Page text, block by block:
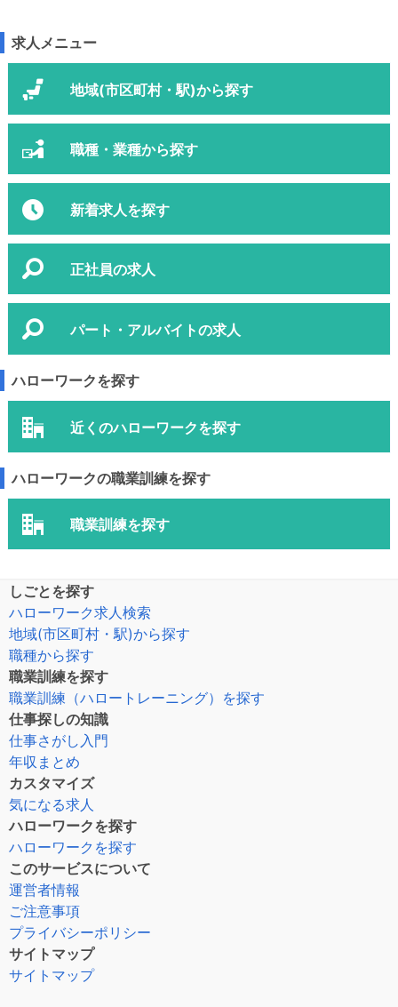
求人メニュー
地域(市区町村・駅)から探す
職種・業種から探す
新着求人を探す
正社員の求人
パート・アルバイトの求人
ハローワークを探す
近くのハローワークを探す
ハローワークの職業訓練を探す
職業訓練を探す
しごとを探す
ハローワーク求人検索
地域(市区町村・駅)から探す
職種から探す
職業訓練を探す
職業訓練（ハロートレーニング）を探す
仕事探しの知識
仕事さがし入門
年収まとめ
カスタマイズ
気になる求人
ハローワークを探す
ハローワークを探す
このサービスについて
運営者情報
ご注意事項
プライバシーポリシー
サイトマップ
サイトマップ